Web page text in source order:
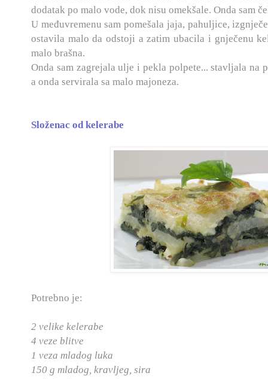
dodatak po malo vode, dok nisu omekšale. Onda sam
U međuvremenu sam pomešala jaja, pahuljice,
ostavila malo da odstoji a zatim ubacila i gnječenu
malo brašna.
Onda sam zagrejala ulje i pekla polpete... stavljala na
a onda servirala sa malo majoneza.
Složenac od kelerabe
Potrebno je:
2 velike kelerabe
4 veze blitve
1 veza mladog luka
150 g mladog, kravljeg, sira